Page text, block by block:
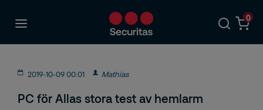
0
2019-10-09 00:01 Mathias
PC för Allas stora test av hemlarm